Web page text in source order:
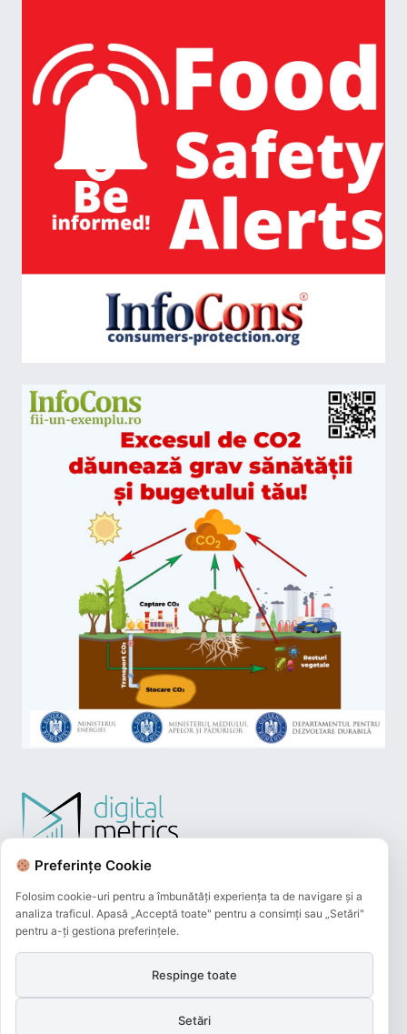
Plățile online efectuate pe acest site
sunt procesate de către Netopia Payments
și beneficiază de 3D-Secure.
Preferințe Cookie
Folosim cookie-uri pentru a îmbunătăți experiența ta de navigare și a
analiza traficul. Apasă „Acceptă toate" pentru a consimți sau „Setări"
pentru a-ți gestiona preferințele.
Respinge toate
Setări